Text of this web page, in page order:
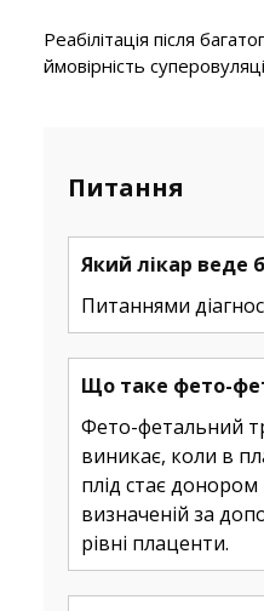
Реабілітація після
ймовірність
Питання
Який лікар веде
Питаннями
Що таке фето-
Фето-фетальний
виникає, коли в
плід стає
визначеній за
рівні плаценти.